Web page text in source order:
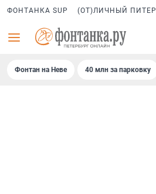
ФОНТАНКА SUP (ОТ)ЛИЧНЫЙ ПИТЕР
Фонтан на Неве 40 млн за парковку